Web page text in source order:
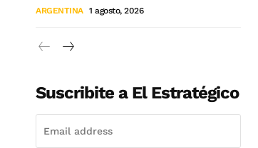
ARGENTINA 1 agosto, 2026
Suscribite a El Estratégico